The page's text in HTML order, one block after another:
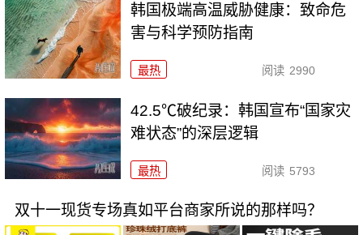
韩国极端高温威胁健康：致命危
害与科学预防指南
最热 阅读 2990
42.5℃破纪录：韩国宣布“国家灾
难状态”的深层逻辑
最热 阅读 5793
双十一现货专场真如平台商家所说的那样吗？